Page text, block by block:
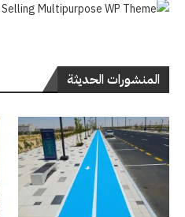
المنشورات الحديثة